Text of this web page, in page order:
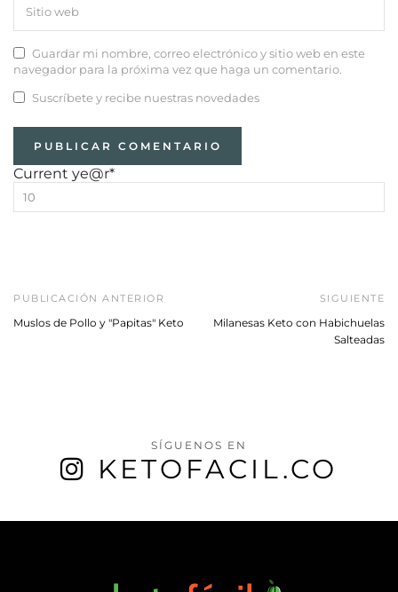
Guardar mi nombre, correo electrónico y sitio web en este
navegador para la próxima vez que haga un comentario.
Suscríbete y recibe nuestras novedades
Current ye@r*
PUBLICACIÓN ANTERIOR
Muslos de Pollo y "Papitas" Keto
SIGUIENTE
Milanesas Keto con Habichuelas
Salteadas
SÍGUENOS EN
KETOFACIL.CO